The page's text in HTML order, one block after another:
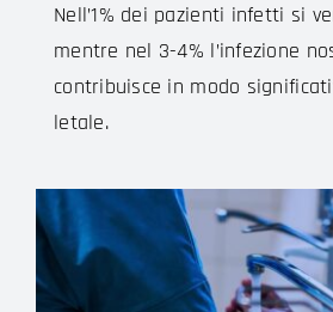
Nell’1% dei pazienti infetti si
mentre nel 3-4% l’infezione
contribuisce in modo
letale.